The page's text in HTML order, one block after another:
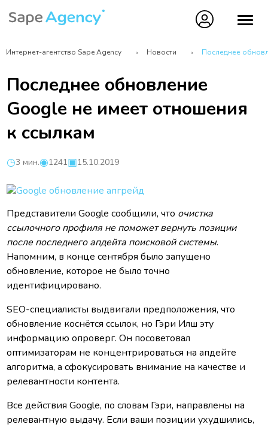
Интернет-агентство Sape Agency Новости Последнее
Последнее обновление
Google не имеет отношения
к ссылкам
3 мин. 1241 15.10.2019
Представители Google сообщили, что очистка
ссылочного профиля не поможет вернуть позиции
после последнего апдейта поисковой системы.
Напомним, в конце сентября было запущено
обновление, которое не было точно
идентифицировано.
SEO-специалисты выдвигали предположения, что
обновление коснётся ссылок, но Гэри Илш эту
информацию опроверг. Он посоветовал
оптимизаторам не концентрироваться на апдейте
алгоритма, а сфокусировать внимание на качестве и
релевантности контента.
Все действия Google, по словам Гэри, направлены на
релевантную выдачу. Если ваши позиции ухудшились,